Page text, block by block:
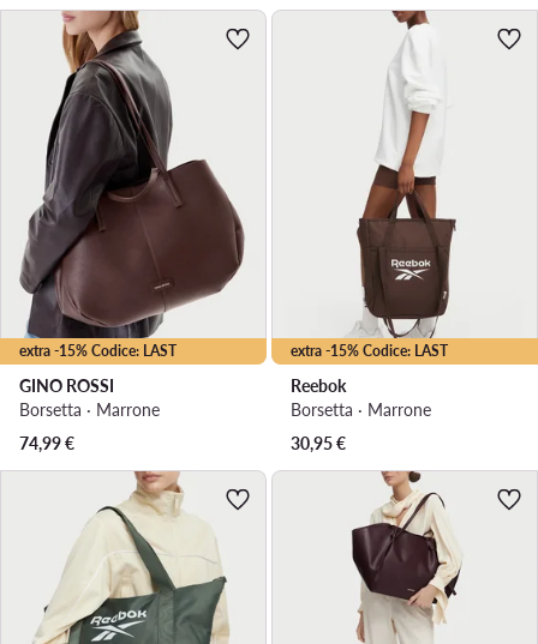
extra -15% Codice: LAST
GINO ROSSI
Borsetta · Marrone
74,99€
extra -15% Codice: LAST
Reebok
Borsetta · Marrone
30,95€